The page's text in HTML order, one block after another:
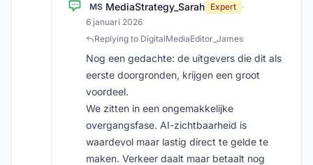
MS MediaStrategy_Sarah Expert ·
6 januari 2026
Replying to DigitalMediaEditor_James
Nog een gedachte: de uitgevers die dit als
eerste doorgronden, krijgen een groot
voordeel.
We zitten in een ongemakkelijke
overgangsfase. AI-zichtbaarheid is
waardevol maar lastig direct te gelde te
maken. Verkeer daalt maar betaalt nog